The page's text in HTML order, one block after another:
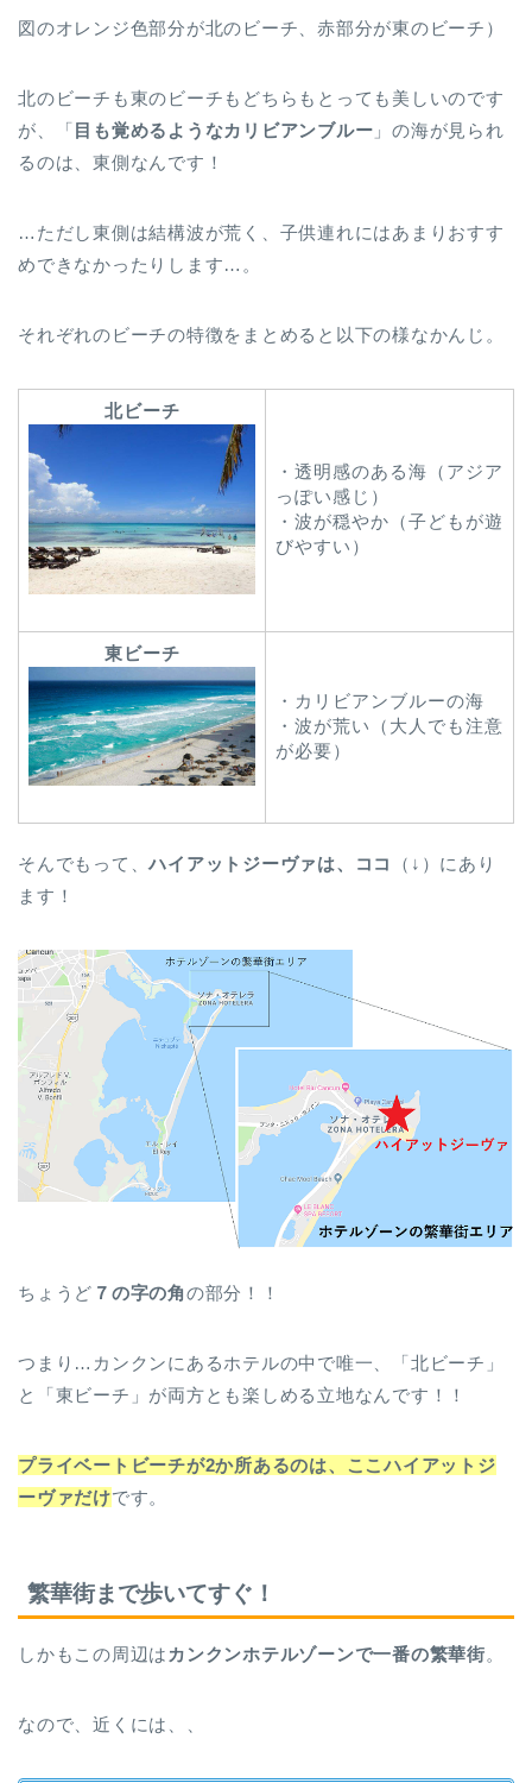
図のオレンジ色部分が北のビーチ、赤部分が東のビーチ）
北のビーチも東のビーチもどちらもとっても美しいのです
が、「 目も覚めるようなカリビアンブルー 」の海が見られ
るのは、東側なんです！
…ただし東側は結構波が荒く、子供連れにはあまりおすす
めできなかったりします…。
それぞれのビーチの特徴をまとめると以下の様なかんじ。
北ビーチ
・透明感のある海（アジア
っぽい感じ）
・波が穏やか（子どもが遊
びやすい）
東ビーチ
・カリビアンブルーの海
・波が荒い（大人でも注意
が必要）
そんでもって、ハイアットジーヴァは、ココ
（↓）にあり
ます！
ちょうど ７の字の角の部分！！
つまり…カンクンにあるホテルの中で唯一、「北ビーチ」
と「東ビーチ」が両方とも楽しめる立地なんです！！
プライベートビーチが2か所あるのは、ここハイアットジ
ーヴァだけです。
繁華街まで歩いてすぐ！
しかもこの周辺は カンクンホテルゾーンで一番の繁華街。
なので、近くには、、